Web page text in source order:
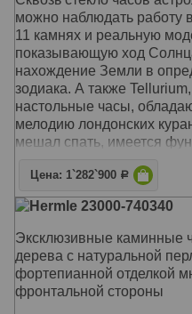
можно наблюдать работу
11 камнях и реальную
показывающую ход
нахождение Земли в
зодиака. А также
настольные часы,
мелодию лондонских
мешал спать, имеется
купол
Размер: 35 х 29 х 29 см
Цена: 1`282`900 Р
Hermle 23000-740340
Эксклюзивные каминные
дерева с натуральной
фортепианной отделкой
фронтальной стороны